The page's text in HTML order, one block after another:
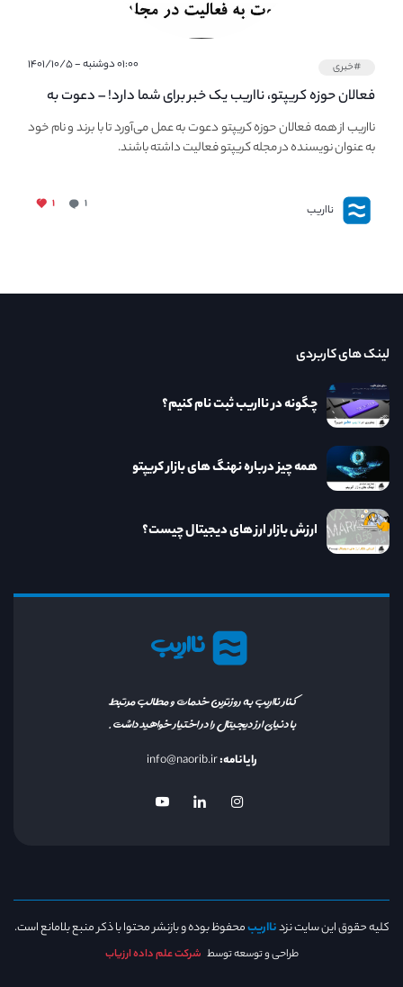
#خبری ۰۱:۰۰ دوشنبه - ۱۴۰۱/۱۰/۵
فعالان حوزه کریپتو، نااریب یک خبر برای شما دارد! – دعوت به
فعالیت در مجله کریپتو
نااریب از همه فعالان حوزه کریپتو دعوت به عمل می‌آورد تا با برند و نام خود
به عنوان نویسنده در مجله کریپتو فعالیت داشته باشند.
نااریب ۱ ۱
نااریب
کنار نااریب به روزترین خدمات و مطالب مرتبط
با دنیای ارز دیجیتال را در اختیار خواهید داشت.
رایانامه:info@naorib.ir
لینک های کاربردی
چگونه در نااریب ثبت نام کنیم؟
همه چیز درباره نهنگ های بازار کریپتو
ارزش بازار ارز های دیجیتال چیست؟
کلیه حقوق این سایت نزدنااریبمحفوظ بوده و بازنشر محتوا با ذکر منبع بلامانع است.
طراحی و توسعه توسط شرکت علم داده ارزیاب